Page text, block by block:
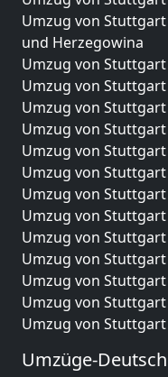
Umzug von
und Herzegowina
Umzug von
Umzug von
Umzug von
Umzug von
Umzug von
Umzug von
Umzug von
Umzug von
Umzug von
Umzug von
Umzug von
Umzug von
Umzug von
Umzüge-